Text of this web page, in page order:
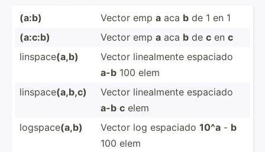
(a:b) Vector emp a aca b de 1 en 1
(a:c:b)
Vector emp a aca b de c en c
linspace(a,b)
Vector lineal­mente espaciado
a-b 100 elem
linspace(a,b,c)
Vector lineal­mente espaciado
a-b c elem
logspace(a,b) Vector log espaciado 10^a - b
100 elem